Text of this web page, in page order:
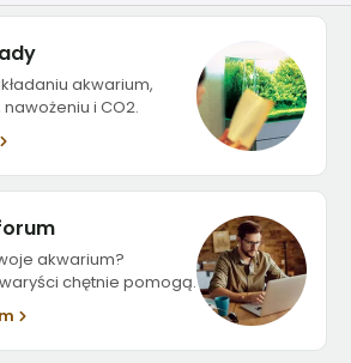
akwarium,
i CO2.
akwarium?
chętnie pomogą.